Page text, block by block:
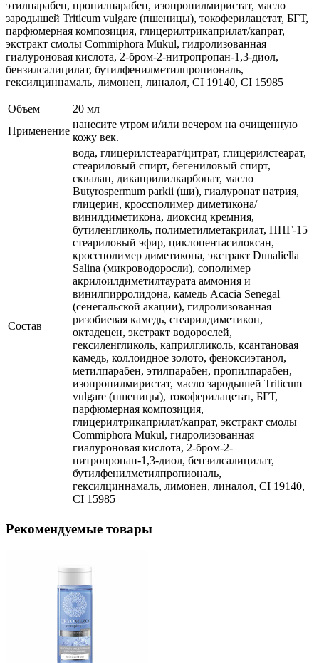
этилпарабен, пропилпарабен, изопропилмиристат, масло
зародышей Triticum vulgare (пшеницы), токоферилацетат, БГТ,
парфюмерная композиция, глицерилтрикаприлат/капрат,
экстракт смолы Commiphora Mukul, гидролизованная
гиалуроновая кислота, 2-бром-2-нитропропан-1,3-диол,
бензилсалицилат, бутилфенилметилпропиональ,
гексилциннамаль, лимонен, линалол, CI 19140, CI 15985
Объем
20 мл
Применение
нанесите утром и/или вечером на очищенную
кожу век.
Состав
вода, глицерилстеарат/цитрат, глицерилстеарат,
стеариловый спирт, бегениловый спирт,
сквалан, дикаприлилкарбонат, масло
Butyrospermum parkii (ши), гиалуронат натрия,
глицерин, кроссполимер диметикона/
винилдиметикона, диоксид кремния,
бутиленгликоль, полиметилметакрилат, ППГ-15
стеариловый эфир, циклопентасилоксан,
кроссполимер диметикона, экстракт Dunaliella
Salina (микроводоросли), сополимер
акрилоилдиметилтаурата аммония и
винилпирролидона, камедь Acacia Senegal
(сенегальской акации), гидролизованная
ризобиевая камедь, стеарилдиметикон,
октадецен, экстракт водорослей,
гексиленгликоль, каприлгликоль, ксантановая
камедь, коллоидное золото, феноксиэтанол,
метилпарабен, этилпарабен, пропилпарабен,
изопропилмиристат, масло зародышей Triticum
vulgare (пшеницы), токоферилацетат, БГТ,
парфюмерная композиция,
глицерилтрикаприлат/капрат, экстракт смолы
Commiphora Mukul, гидролизованная
гиалуроновая кислота, 2-бром-2-
нитропропан-1,3-диол, бензилсалицилат,
бутилфенилметилпропиональ,
гексилциннамаль, лимонен, линалол, CI 19140,
CI 15985
Рекомендуемые товары